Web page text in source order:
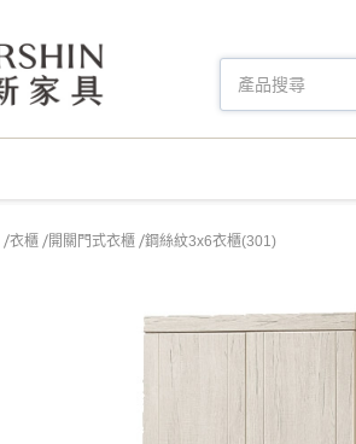
衣櫃 開關門式衣櫃 鋼絲紋3x6衣櫃(301)